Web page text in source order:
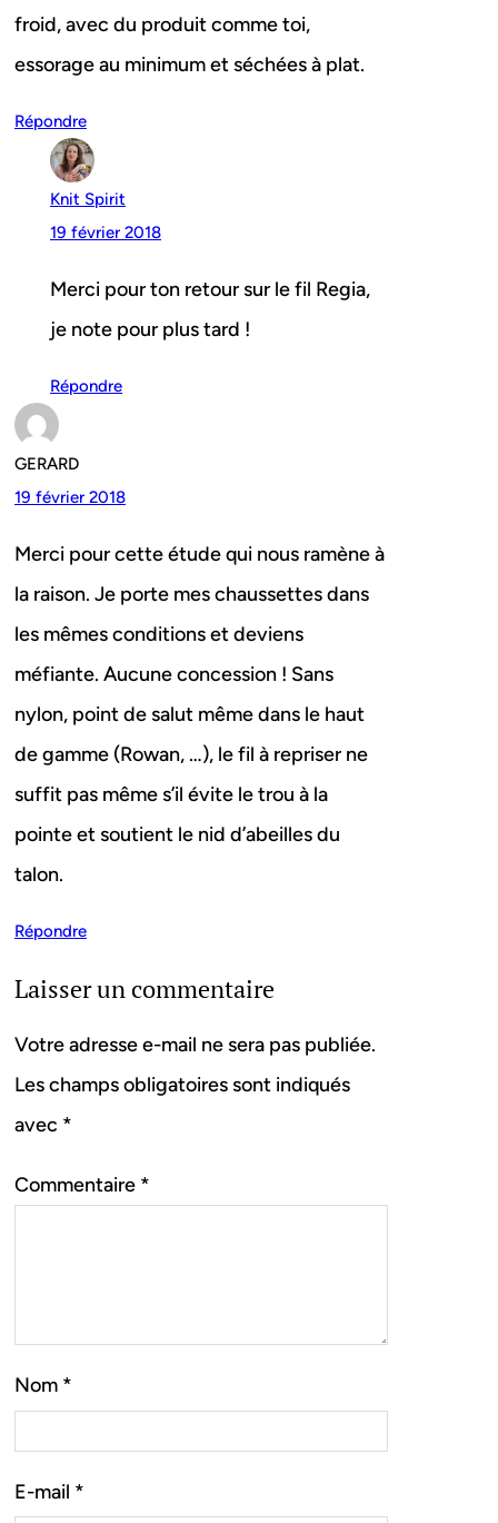
froid, avec du produit comme toi,
essorage au minimum et séchées à plat.
Répondre
Knit Spirit
19 février 2018
Merci pour ton retour sur le fil Regia,
je note pour plus tard !
Répondre
GERARD
19 février 2018
Merci pour cette étude qui nous ramène à
la raison. Je porte mes chaussettes dans
les mêmes conditions et deviens
méfiante. Aucune concession ! Sans
nylon, point de salut même dans le haut
de gamme (Rowan, …), le fil à repriser ne
suffit pas même s’il évite le trou à la
pointe et soutient le nid d’abeilles du
talon.
Répondre
Laisser un commentaire
Votre adresse e-mail ne sera pas publiée.
Les champs obligatoires sont indiqués
avec *
Commentaire *
Nom *
E-mail *